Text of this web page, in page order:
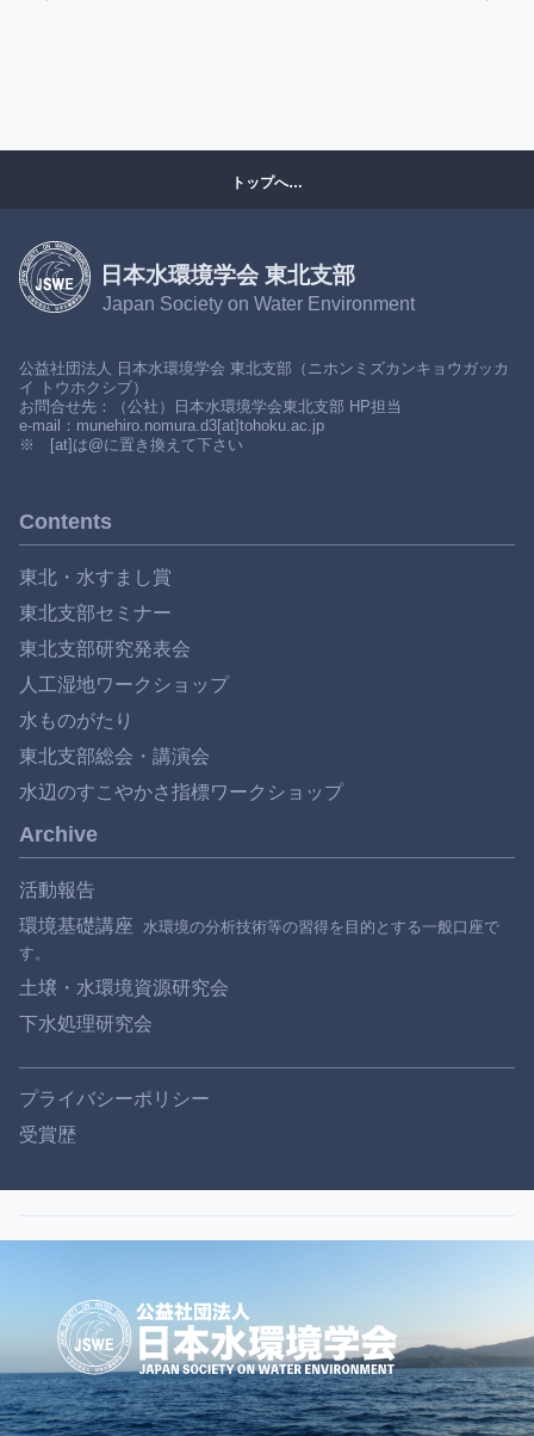
トップへ…
日本水環境学会 東北支部
Japan Society on Water Environment
公益社団法人 日本水環境学会 東北支部（ニホンミズカンキョウガッカ
イ トウホクシブ）
お問合せ先：（公社）日本水環境学会東北支部 HP担当
e-mail：munehiro.nomura.d3[at]tohoku.ac.jp
※ [at]は@に置き換えて下さい
Contents
東北・水すまし賞
東北支部セミナー
東北支部研究発表会
人工湿地ワークショップ
水ものがたり
東北支部総会・講演会
水辺のすこやかさ指標ワークショップ
Archive
活動報告
環境基礎講座
土壌・水環境資源研究会
下水処理研究会
プライバシーポリシー
受賞歴